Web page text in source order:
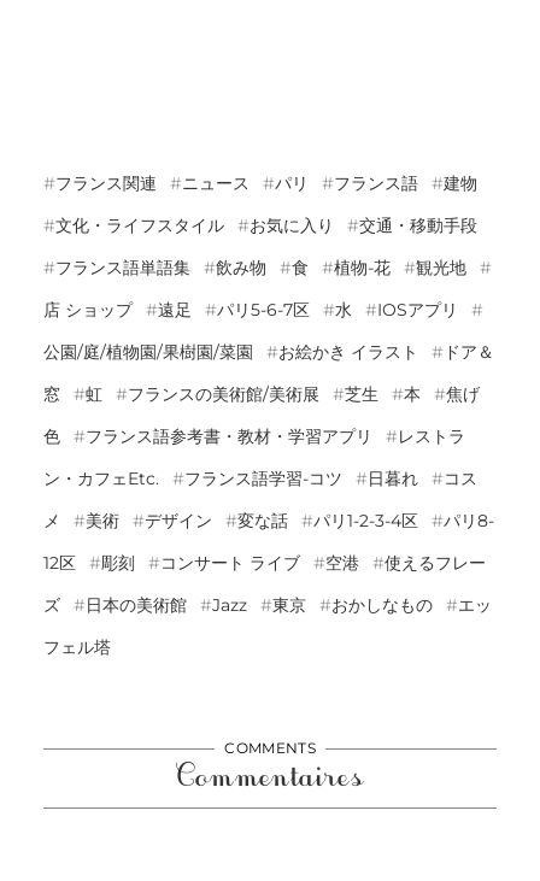
フランス関連 ニュース パリ フランス語
建物
文化・ライフスタイル
お気に入り
交通・移動手段
フランス語単語集
飲み物 食 植物-花
観光地
店 ショップ
遠足 パリ5-6-7区 水
IOSアプリ
公園/庭/植物園/果樹園/菜園
お絵かき イラスト
ドア＆
窓
虹 フランスの美術館/美術展 芝生 本
焦げ
色
フランス語参考書・教材・学習アプリ
レストラ
ン・カフェetc.
フランス語学習-コツ 日暮れ
コス
メ
美術 デザイン 変な話 パリ1-2-3-4区
パリ8-
12区
彫刻 コンサート ライブ 空港
使えるフレー
ズ
日本の美術館 Jazz 東京 おかしなもの
エッ
フェル塔
COMMENTS
Commentaires